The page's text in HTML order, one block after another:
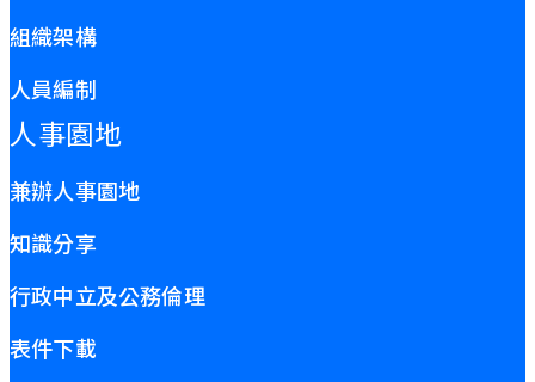
組織架構
人員編制
人事園地
兼辦人事園地
知識分享
行政中立及公務倫理
表件下載